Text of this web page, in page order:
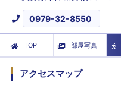
0979-32-8550
TOP 部屋写真
アクセスマップ